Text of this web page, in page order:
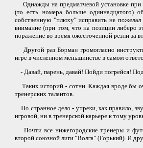
Однажды на предматчевой установке при
(то есть номера больше одиннадцатого)
собственную "плюху" исправить не
внимание (при том, что на позиции либеро
поражение во время ожесточенной резни за
Другой раз Борман громогласно
игре в численном меньшинстве в самом
- Давай, парень, давай! Пойди погрейся!
Таких историй - сотни. Каждая вроде бы
тренерских талантов.
Но странное дело - упреки, как правило,
игровой, ни в тренерской карьере к тому
Почти все нижегородские тренеры и
второй союзной лиги "Волга" (Горький). И